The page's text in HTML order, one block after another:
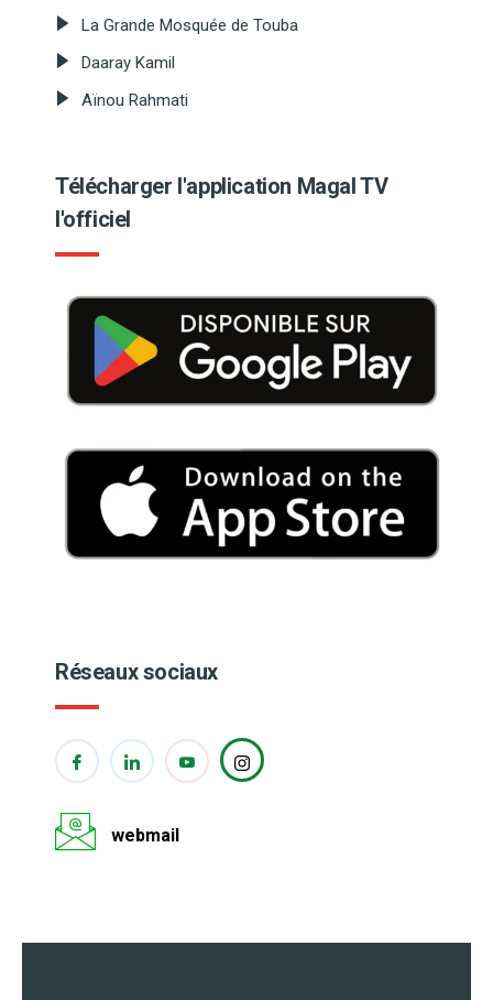
La Grande Mosquée de Touba
Daaray Kamil
Aïnou Rahmati
Télécharger l'application Magal TV
l'officiel
Réseaux sociaux
webmail